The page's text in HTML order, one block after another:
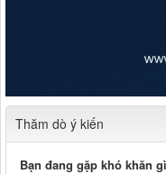
Thăm dò ý kiến
Bạn đang gặp khó khăn